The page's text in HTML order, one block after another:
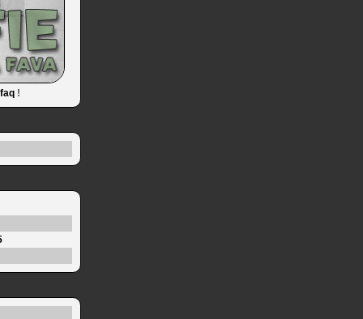
faq !